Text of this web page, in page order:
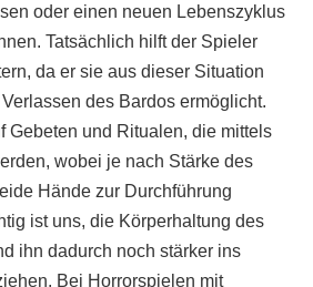
oder einen neuen Lebenszyklus
Tatsächlich hilft der Spieler
da er sie aus dieser Situation
des Bardos ermöglicht.
Gebeten und Ritualen, die mittels
wobei je nach Stärke des
Hände zur Durchführung
ist uns, die Körperhaltung des
ihn dadurch noch stärker ins
Bei Horrorspielen mit